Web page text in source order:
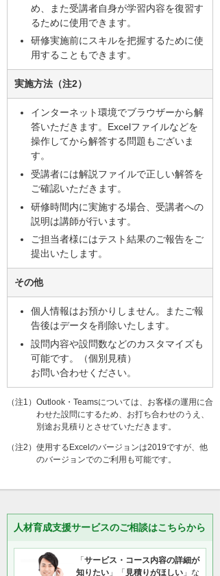
め、また受講者自身が学習内容を復習す
るために使用できます。
研修実施前にスキルを把握するために使
用することもできます。
実施方法（注2）
インターネット環境でブラウザーから解
答いただきます。Excelファイルなどを
操作してから解答する問題もございま
す。
受講者には解説ファイルで正しい解答を
ご確認いただきます。
研修時間内に実施する場合、受講者への
説明は講師が行います。
ご担当者様にはテスト結果のご報告をご
提出いたします。
その他
個人情報はお預かりしません。またご報
告後はデータを削除いたします。
設問内容や設問数などのカスタマイズも
可能です。（個別見積）
お問い合わせください。
（注1）Outlook・Teamsについては、お客様の運用に合
わせた設問にするため、お打ち合わせのうえ、
別途お見積りとさせていただきます。
（注2）使用するExcelのバージョンは2019ですが、他
のバージョンでのご利用も可能です。
人材育成支援サービスのご相談はこちらから
「サービス・コース内容の詳細が
知りたい 」「 見積りがほしい 」な